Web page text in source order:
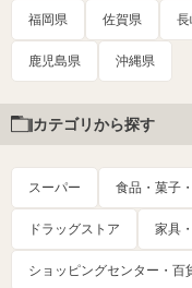
福岡県 佐賀県 長
鹿児島県 沖縄県
カテゴリから探す
スーパー 食品・菓子
ドラッグストア 家具
ショッピングセンター・百